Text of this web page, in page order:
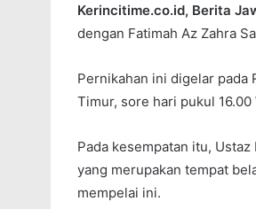
Kerincitime.co.id, Berita
dengan Fatimah Az Zahra
Pernikahan ini digelar pada
Timur, sore hari pukul 16.00
Pada kesempatan itu,
yang merupakan tempat
mempelai ini.